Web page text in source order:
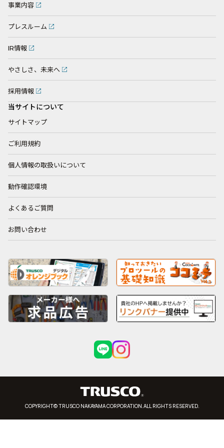
事業内容
プレスルーム
IR情報
やさしさ、未来へ
採用情報
当サイトについて
サイトマップ
ご利用規約
個人情報の取扱いについて
動作確認環境
よくあるご質問
お問い合わせ
COPYRIGHT© TRUSCO NAKAYAMA CORPORATION.ALL RIGHTS RESERVED.